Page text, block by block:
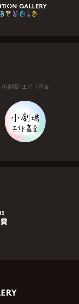
小劇場・エイド基金